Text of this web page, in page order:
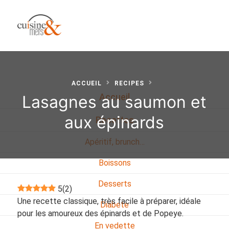
Accueil
Recettes
Apéritif, brunch…
Boissons
Desserts
Diabete
En vedette
ACCUEIL RECIPES
Lasagnes au saumon et
aux épinards
5(2)
Une recette classique, très facile à préparer, idéale
pour les amoureux des épinards et de Popeye.